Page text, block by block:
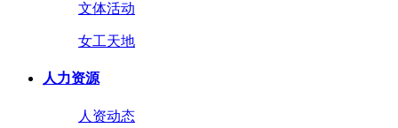
文体活动
女工天地
人力资源
人资动态